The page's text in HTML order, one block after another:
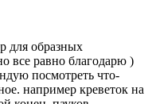
для образных
все равно благодарю )
посмотреть что-
например креветок на